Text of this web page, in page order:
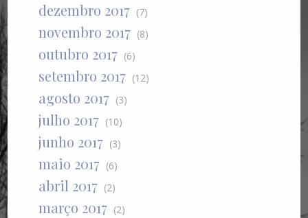
dezembro 2017 (7)
novembro 2017 (8)
outubro 2017 (6)
setembro 2017 (12)
agosto 2017 (3)
julho 2017 (10)
junho 2017 (3)
maio 2017 (6)
abril 2017 (2)
março 2017 (2)